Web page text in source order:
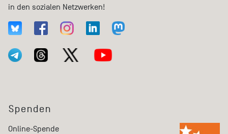
in den sozialen Netzwerken!
Spenden
Online-Spende